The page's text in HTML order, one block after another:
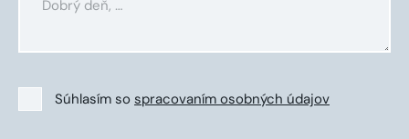
Súhlasím so spracovaním osobných údajov